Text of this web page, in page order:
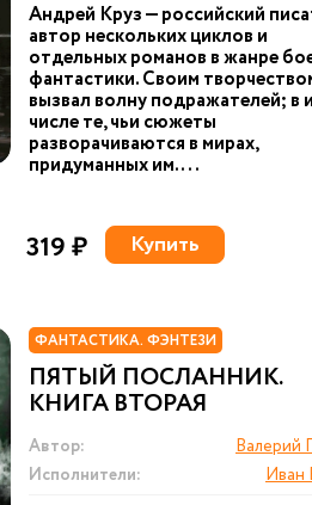
Андрей Круз — российский
автор нескольких циклов и
отдельных романов в жанре
фантастики. Своим
вызвал волну подражателей; в
числе те, чьи сюжеты
разворачиваются в мирах,
придуманных им. ...
319 ₽ Купить
ФАНТАСТИКА. ФЭНТЕЗИ
ПЯТЫЙ ПОСЛАННИК.
КНИГА ВТОРАЯ
Автор:
Валерий
Исполнители:
Иван